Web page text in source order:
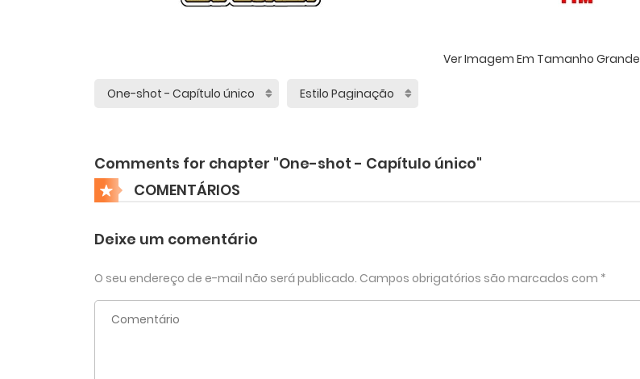
Ver Imagem Em Tamanho Grande
Comments for chapter "One-shot - Capítulo único"
COMENTÁRIOS
Deixe um comentário
O seu endereço de e-mail não será publicado. Campos obrigatórios são marcados com *